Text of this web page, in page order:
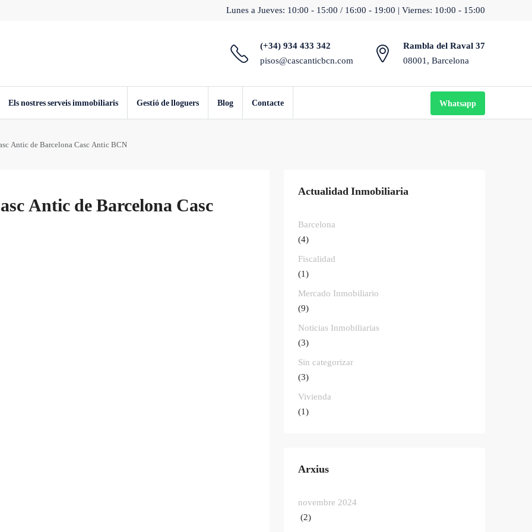
Lunes a Jueves: 10:00 - 15:00 / 16:00 - 19:00 | Viernes: 10:00 - 15:00
(+34) 934 433 342
pisos@cascanticbcn.com
Rambla del Raval 37
08001, Barcelona
Els nostres serveis immobiliaris Gestió de lloguers Blog Contacte Whatsapp
Antic de Barcelona Casc Antic BCN
Antic de Barcelona Casc
Actualidad Inmobiliaria
Barcelona
(4)
Fiscalidad
(1)
Mercado Inmobiliario
(9)
Noticias Inmobiliarias
(3)
Sin categorizar
(3)
Vivienda
(1)
Arxius
novembre 2024
(2)